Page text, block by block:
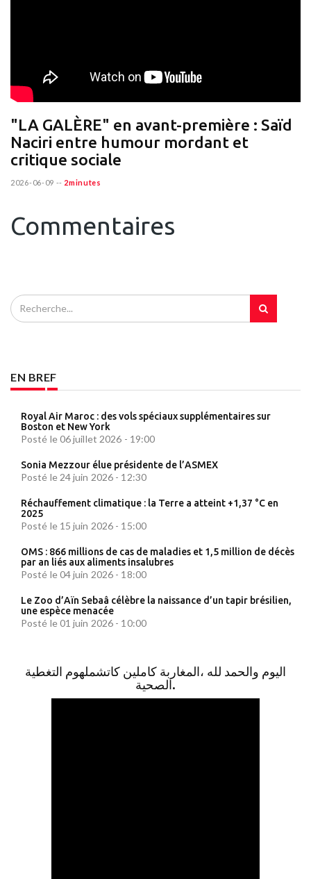
"LA GALÈRE" en avant-première : Saïd
Naciri entre humour mordant et
critique sociale
2026-06-09 -- 2minutes
Commentaires
EN BREF
Royal Air Maroc : des vols spéciaux supplémentaires sur
Boston et New York
Posté le 06 juillet 2026 - 19:00
Sonia Mezzour élue présidente de l’ASMEX
Posté le 24 juin 2026 - 12:30
Réchauffement climatique : la Terre a atteint +1,37 °C en
2025
Posté le 15 juin 2026 - 15:00
OMS : 866 millions de cas de maladies et 1,5 million de décès
par an liés aux aliments insalubres
Posté le 04 juin 2026 - 18:00
Le Zoo d’Aïn Sebaâ célèbre la naissance d’un tapir brésilien,
une espèce menacée
Posté le 01 juin 2026 - 10:00
اليوم والحمد لله ،المغاربة كاملين كاتشملهوم التغطية
الصحية.